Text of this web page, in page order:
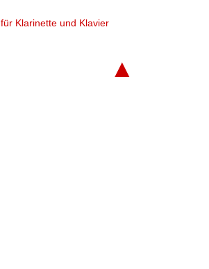
Klarinette und Klavier
▲